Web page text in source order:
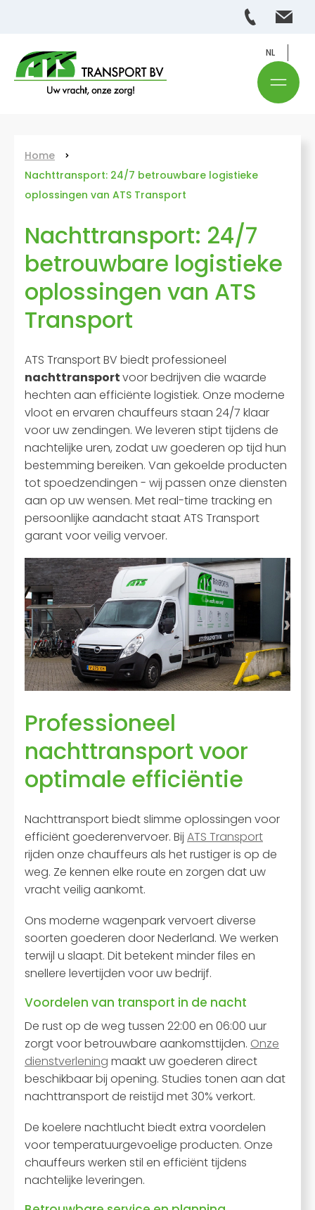
NL
Home
Nachttransport: 24/7 betrouwbare logistieke
oplossingen van ATS Transport
Nachttransport: 24/7
betrouwbare logistieke
oplossingen van ATS
Transport
ATS Transport BV biedt professioneel
nachttransportvoor bedrijven die waarde
hechten aan efficiënte logistiek. Onze moderne
vloot en ervaren chauffeurs staan 24/7 klaar
voor uw zendingen. We leveren stipt tijdens de
nachtelijke uren, zodat uw goederen op tijd hun
bestemming bereiken. Van gekoelde producten
tot spoedzendingen - wij passen onze diensten
aan op uw wensen. Met real-time tracking en
persoonlijke aandacht staat ATS Transport
garant voor veilig vervoer.
Professioneel
nachttransport voor
optimale efficiëntie
Nachttransport biedt slimme oplossingen voor
efficiënt goederenvervoer. Bij ATS Transport
rijden onze chauffeurs als het rustiger is op de
weg. Ze kennen elke route en zorgen dat uw
vracht veilig aankomt.
Ons moderne wagenpark vervoert diverse
soorten goederen door Nederland. We werken
terwijl u slaapt. Dit betekent minder files en
snellere levertijden voor uw bedrijf.
Voordelen van transport in de nacht
De rust op de weg tussen 22:00 en 06:00 uur
zorgt voor betrouwbare aankomsttijden. Onze
dienstverlening maakt uw goederen direct
beschikbaar bij opening. Studies tonen aan dat
nachttransport de reistijd met 30% verkort.
De koelere nachtlucht biedt extra voordelen
voor temperatuurgevoelige producten. Onze
chauffeurs werken stil en efficiënt tijdens
nachtelijke leveringen.